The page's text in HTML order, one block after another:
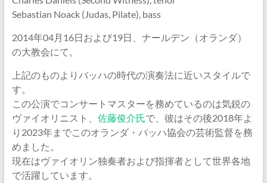
Sebastian Noack (Judas, Pilate), bass
2014年04月16日および19日、ナールデン（オランダ）
の大教会にて。
上記のものよりバッハの時代の演奏法に近いスタイルで
す。
この公演でコンサートマスターを務めているのは気鋭の
ヴァイオリニスト、 佐藤俊介氏で、彼はその後2018年よ
り2023年までこのオランダ・バッハ協会の芸術監督を務
めました。
現在はヴァイオリン独奏者および指揮者として世界各地
で活躍しています。